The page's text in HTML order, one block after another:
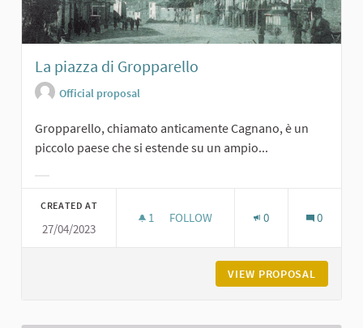
La piazza di Gropparello
Official proposal
Gropparello, chiamato anticamente Cagnano, è un
piccolo paese che si estende su un ampio...
CREATED AT
27/04/2023
1 1 FOLLOWER
FOLLOW 0 0
VIEW PROPOSAL